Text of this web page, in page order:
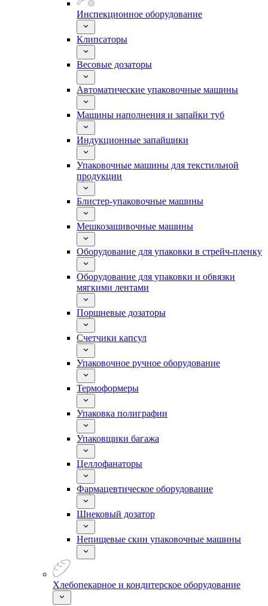
Инспекционное оборудование
Клипсаторы
Весовые дозаторы
Автоматические упаковочные машины
Машины наполнения и запайки туб
Индукционные запайщики
Упаковочные машины для текстильной
продукции
Блистер-упаковочные машины
Мешкозашивочные машины
Оборудование для упаковки в стрейч-пленку
Оборудование для упаковки и обвязки
мягкими лентами
Поршневые дозаторы
Счетчики капсул
Упаковочное ручное оборудование
Термоформеры
Упаковка полиграфии
Упаковщики багажа
Целлофанаторы
Фармацевтическое оборудование
Шнековый дозатор
Непищевые скин упаковочные машины
Хлебопекарное и кондитерское оборудование